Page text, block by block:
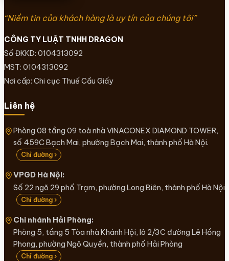
“Niềm tin của khách hàng là uy tín của chúng tôi”
CÔNG TY LUẬT TNHH DRAGON
Số ĐKKD: 0104313092
MST: 0104313092
Nơi cấp: Chi cục Thuế Cầu Giấy
Liên hệ
Phòng 08 tầng 09 toà nhà VINACONEX DIAMOND TOWER,
số 459C Bạch Mai, phường Bạch Mai, thành phố Hà Nội.
Chỉ đường ›
VPGD Hà Nội:
Số 22 ngõ 29 phố Trạm, phường Long Biên, thành phố Hà Nội
Chỉ đường ›
Chi nhánh Hải Phòng:
Phòng 5, tầng 5 Tòa nhà Khánh Hội, lô 2/3C đường Lê Hồng
Phong, phường Ngô Quyền, thành phố Hải Phòng
Chỉ đường ›